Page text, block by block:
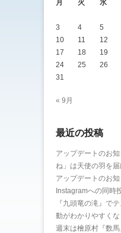
月 火 水
3
4 5
10
11 12
17
18 19
24
25 26
31
« 9月
最近の投稿
アップデートのお
ね」は天使の羽を届
アップデートのお
Instagramへの同時
『九頭竜の滝』で
動がわかりやすくな
週末は檜原村『数